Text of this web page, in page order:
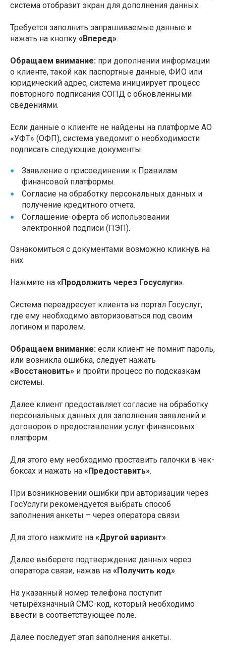
система отобразит экран для дополнения данных.
Требуется заполнить запрашиваемые данные и
нажать на кнопку «Вперед».
Обращаем внимание: при дополнении информации
о клиенте, такой как паспортные данные, ФИО или
юридический адрес, система инициирует процесс
повторного подписания СОПД с обновленными
сведениями.
Если данные о клиенте не найдены на платформе АО
«УФТ» (ОФП), система уведомит о необходимости
подписать следующие документы:
Заявление о присоединении к Правилам
финансовой платформы.
Согласие на обработку персональных данных и
получение кредитного отчета.
Соглашение-оферта об использовании
электронной подписи (ПЭП).
Ознакомиться с документами возможно кликнув на
них.
Нажмите на «Продолжить через Госуслуги».
Система переадресует клиента на портал Госуслуг,
где ему необходимо авторизоваться под своим
логином и паролем.
Обращаем внимание: если клиент не помнит пароль,
или возникла ошибка, следует нажать
«Восстановить» и пройти процесс по подсказкам
системы.
Далее клиент предоставляет согласие на обработку
персональных данных для заполнения заявлений и
договоров о предоставлении услуг финансовых
платформ.
Для этого ему необходимо проставить галочки в чек-
боксах и нажать на «Предоставить».
При возникновении ошибки при авторизации через
ГосУслуги рекомендуется выбрать способ
заполнения анкеты – через оператора связи.
Для этого нажмите на «Другой вариант».
Далее выберете подтверждение данных через
оператора связи, нажав на «Получить код».
На указанный номер телефона поступит
четырёхзначный СМС-код, который необходимо
ввести в соответствующее поле.
Далее последует этап заполнения анкеты.